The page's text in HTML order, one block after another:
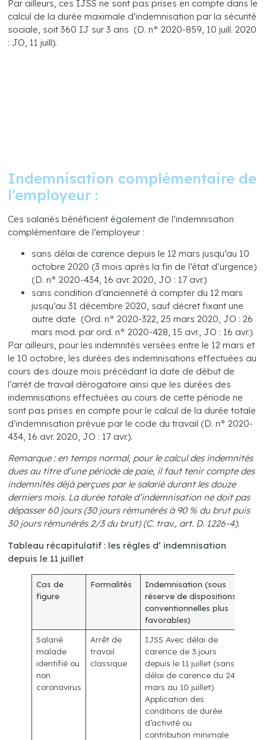
Par ailleurs, ces IJSS ne sont pas prises en compte dans le
calcul de la durée maximale d’indemnisation par la sécurité
sociale, soit 360 IJ sur 3 ans (D. n° 2020-859, 10 juill. 2020
: JO, 11 juill).
Indemnisation complémentaire de
l’employeur :
Ces salariés bénéficient également de l’indemnisation
complémentaire de l’employeur :
sans délai de carence depuis le 12 mars jusqu’au 10
octobre 2020 (3 mois après la fin de l’état d’urgence)
(D. n° 2020-434, 16 avr. 2020, JO : 17 avr.)
sans condition d’ancienneté à compter du 12 mars
jusqu’au 31 décembre 2020, sauf décret fixant une
autre date (Ord. n° 2020-322, 25 mars 2020, JO : 26
mars mod. par ord. n° 2020-428, 15 avr., JO : 16 avr.).
Par ailleurs, pour les indemnités versées entre le 12 mars et
le 10 octobre, les durées des indemnisations effectuées au
cours des douze mois précédant la date de début de
l’arrêt de travail dérogatoire ainsi que les durées des
indemnisations effectuées au cours de cette période ne
sont pas prises en compte pour le calcul de la durée totale
d’indemnisation prévue par le code du travail (D. n° 2020-
434, 16 avr. 2020, JO : 17 avr.).
Remarque : en temps normal, pour le calcul des indemnités
dues au titre d’une période de paie, il faut tenir compte des
indemnités déjà perçues par le salarié durant les douze
derniers mois. La durée totale d’indemnisation ne doit pas
dépasser 60 jours (30 jours rémunérés à 90 % du brut puis
30 jours rémunérés 2/3 du brut) (C. trav., art. D. 1226-4).
Tableau récapitulatif : les règles d’ indemnisation
depuis le 11 juillet
Cas de
figure
Formalités
Indemnisation (sous
réserve de dispositions
conventionnelles plus
favorables)
Salarié
malade
identifié ou
non
coronavirus
Arrêt de
travail
classique
IJSS Avec délai de
carence de 3 jours
depuis le 11 juillet (sans
délai de carence du 24
mars au 10 juillet)
Application des
conditions de durée
d’activité ou
contribution minimale